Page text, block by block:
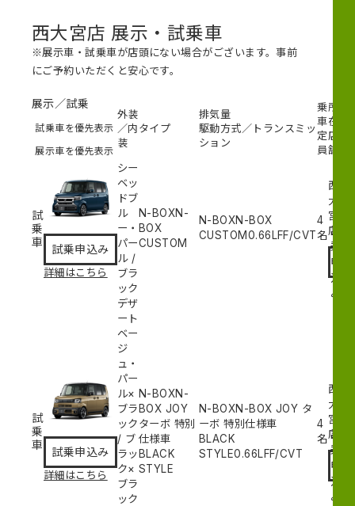
西大宮店 展示・試乗車
※展示車・試乗車が店頭にない場合がございます。事前
にご予約いただくと安心です。
展示／試乗
試乗車を優先表示
展示車を優先表示
外装
／内
装
タイプ
排気量
駆動方式／トランスミッ
ション
乗
車
定
員
所
在
店
舗
試
乗
車
試乗申込み
詳細はこちら
シー
ベッ
ドブ
ル
ー・
パー
ル/
ブラ
ック
N-BOXN-
BOX
CUSTOM
N-BOXN-BOX
CUSTOM0.66LFF/CVT
4
名
西
大
宮
店試
乗
申
込
み
試
乗
車
試乗申込み
詳細はこちら
デザ
ート
ベー
ジ
ュ・
パー
ル×
ブラ
ック
/ ブ
ラッ
ク×
ブラ
ック
N-BOXN-
BOX JOY
ターボ 特別
仕様車
BLACK
STYLE
N-BOXN-BOX JOY タ
ーボ 特別仕様車
BLACK
STYLE0.66L FF/CVT
4
名
西
大
宮
店試
乗
申
込
み